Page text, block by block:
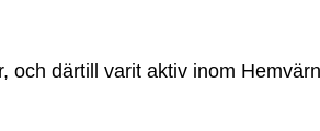
därtill varit aktiv inom